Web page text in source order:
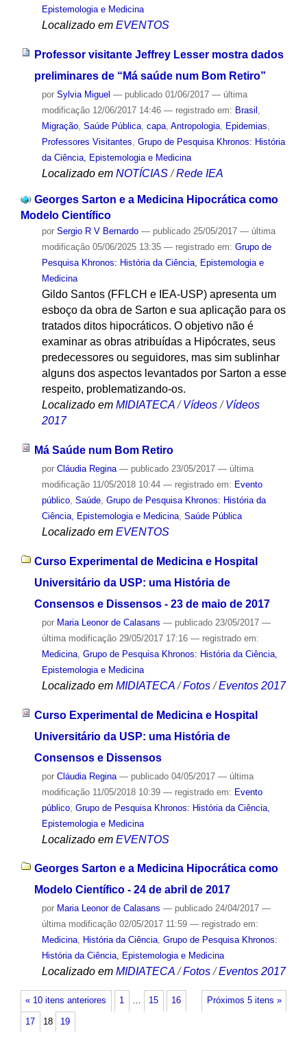
Epistemologia e Medicina
Localizado em EVENTOS
Professor visitante Jeffrey Lesser mostra dados
preliminares de “Má saúde num Bom Retiro”
por Sylvia Miguel — publicado01/06/2017 — última
modificação12/06/2017 14:46 — registrado em: Brasil
Migração, Saúde Pública, capa, Antropologia, Epidemias
Professores Visitantes Grupo de Pesquisa Khronos: História
da Ciência, Epistemologia e Medicina
Localizado em NOTÍCIAS /Rede IEA
Georges Sarton e a Medicina Hipocrática como
Modelo Científico
por Sergio R V Bernardo — publicado25/05/2017 — última
modificação05/06/2025 13:35 — registrado em: Grupo de
Pesquisa Khronos: História da Ciência, Epistemologia e
Medicina
Gildo Santos (FFLCH e IEA-USP) apresenta um
esboço da obra de Sarton e sua aplicação para os
tratados ditos hipocráticos. O objetivo não é
examinar as obras atribuídas a Hipócrates, seus
predecessores ou seguidores, mas sim sublinhar
alguns dos aspectos levantados por Sarton a esse
respeito, problematizando-os.
Localizado em MIDIATECA / Vídeos / Vídeos
2017
Má Saúde num Bom Retiro
por Cláudia Regina — publicado23/05/2017 — última
modificação11/05/2018 10:44 — registrado em: Evento
público, Saúde, Grupo de Pesquisa Khronos: História da
Ciência, Epistemologia e Medicina, Saúde Pública
Localizado em EVENTOS
Curso Experimental de Medicina e Hospital
Universitário da USP: uma História de
Consensos e Dissensos - 23 de maio de 2017
por Maria Leonor de Calasans — publicado23/05/2017 —
última modificação29/05/2017 17:16 — registrado em:
Medicina, Grupo de Pesquisa Khronos: História da Ciência,
Epistemologia e Medicina
Localizado em MIDIATECA /Fotos /Eventos 2017
Curso Experimental de Medicina e Hospital
Universitário da USP: uma História de
Consensos e Dissensos
por Cláudia Regina — publicado04/05/2017 — última
modificação11/05/2018 10:39 — registrado em: Evento
público, Grupo de Pesquisa Khronos: História da Ciência,
Epistemologia e Medicina
Localizado em EVENTOS
Georges Sarton e a Medicina Hipocrática como
Modelo Científico - 24 de abril de 2017
por Maria Leonor de Calasans — publicado24/04/2017 —
última modificação02/05/2017 11:59 — registrado em:
Medicina, História da Ciência, Grupo de Pesquisa Khronos:
História da Ciência, Epistemologia e Medicina
Localizado em MIDIATECA /Fotos /Eventos 2017
« 10 itens anteriores Próximos 5 itens »
1 … 15 16
17 18 19